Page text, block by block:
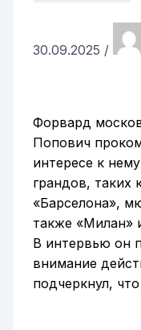
30.09.2025 /
Форвард
Попович
интересе к
грандов, таких
«Барселона»,
также «Милан»
В интервью он
внимание
подчеркнул,